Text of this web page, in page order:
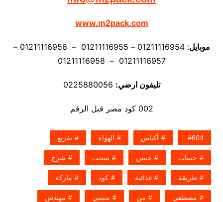
www.m2pack.com
موبايل
: 01211116954 – 01211116955 – 01211116956 –
01211116957 – 01211116958
تليفون ارضي:
002 كود مصر قبل الرقم
604 أكياس الهواء تفريغ
حبيبات حسن سحب شرح
طريقة غذائية كود ماركة
مصطفي من منسي مهندس